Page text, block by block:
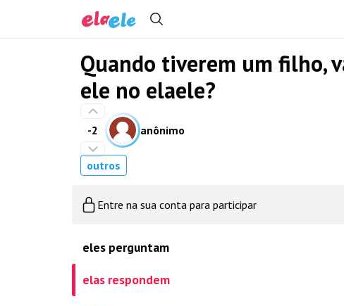
Quando tiverem um filho,
ele no elaele?
-2 anônimo
outros
Entre na sua conta para participar
eles perguntam
elas respondem